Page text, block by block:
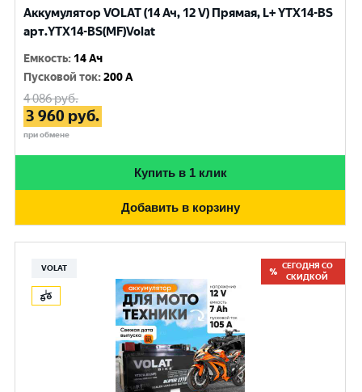
Аккумулятор VOLAT (14 Ач, 12 V) Прямая, L+ YTX14-BS
арт.YTX14-BS(MF)Volat
Емкость: 14 Ач
Пусковой ток:200 A
4 086руб.
3 960 руб.
при обмене
Купить в 1 клик
Добавить в корзину
VOLAT
СЕГОДНЯ СО
СКИДКОЙ